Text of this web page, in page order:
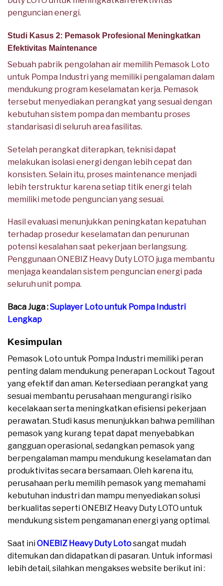
penguncian energi.
Studi Kasus 2: Pemasok Profesional Meningkatkan
Efektivitas Maintenance
Sebuah pabrik pengolahan air memilih Pemasok Loto
untuk Pompa Industri yang memiliki pengalaman dalam
mendukung program keselamatan kerja. Pemasok
tersebut menyediakan perangkat yang sesuai dengan
kebutuhan sistem pompa dan membantu proses
standarisasi di seluruh area fasilitas.
Setelah perangkat diterapkan, teknisi dapat
melakukan isolasi energi dengan lebih cepat dan
konsisten. Selain itu, proses maintenance menjadi
lebih terstruktur karena setiap titik energi telah
memiliki metode penguncian yang sesuai.
Hasil evaluasi menunjukkan peningkatan kepatuhan
terhadap prosedur keselamatan dan penurunan
potensi kesalahan saat pekerjaan berlangsung.
Penggunaan ONEBIZ Heavy Duty LOTO juga membantu
menjaga keandalan sistem penguncian energi pada
seluruh unit pompa.
Baca Juga :Suplayer Loto untuk Pompa Industri
Lengkap
Kesimpulan
Pemasok Loto untuk Pompa Industri memiliki peran
penting dalam mendukung penerapan Lockout Tagout
yang efektif dan aman. Ketersediaan perangkat yang
sesuai membantu perusahaan mengurangi risiko
kecelakaan serta meningkatkan efisiensi pekerjaan
perawatan. Studi kasus menunjukkan bahwa pemilihan
pemasok yang kurang tepat dapat menyebabkan
gangguan operasional, sedangkan pemasok yang
berpengalaman mampu mendukung keselamatan dan
produktivitas secara bersamaan. Oleh karena itu,
perusahaan perlu memilih pemasok yang memahami
kebutuhan industri dan mampu menyediakan solusi
berkualitas seperti ONEBIZ Heavy Duty LOTO untuk
mendukung sistem pengamanan energi yang optimal.
Saat iniONEBIZ Heavy Duty Lotosangat mudah
ditemukan dan didapatkan di pasaran. Untuk informasi
lebih detail, silahkan mengakses website berikut ini :